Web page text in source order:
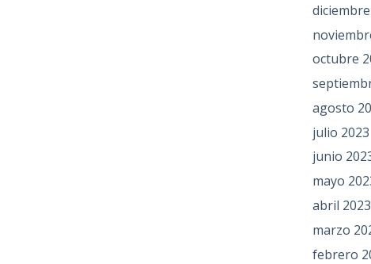
octubre
agosto
julio 2023
junio
mayo
abril 2023
marzo
febrero